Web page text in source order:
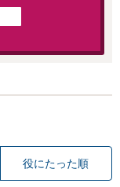
役にたった順